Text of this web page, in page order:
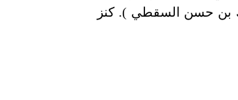
بن حسن السقطي ). كنز